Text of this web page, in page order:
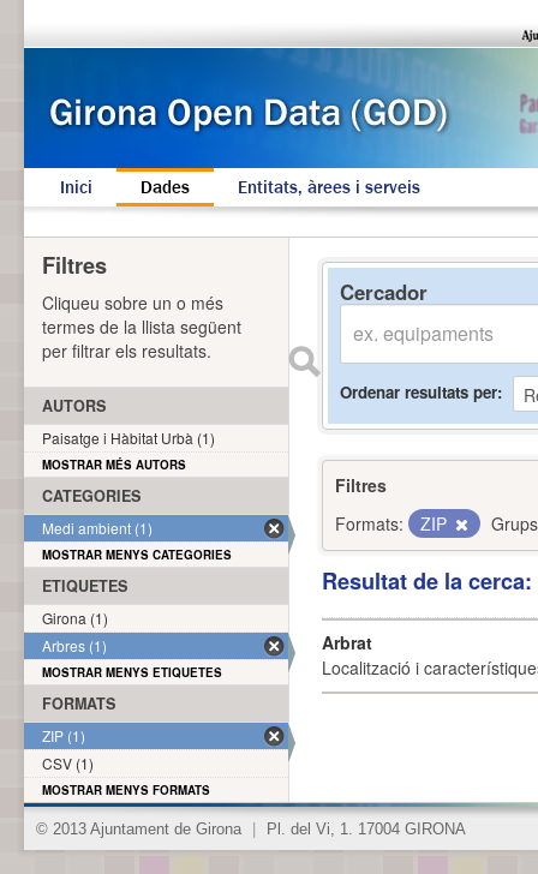
Inici Dades Entitats, àrees i serveis
Cercador
Ordenar resultats per
Filtres
Formats:
ZIP
Resultat de la
Arbrat
Localització i
Filtres
Cliqueu sobre un o més
termes de la llista següent
per filtrar els resultats.
AUTORS
Paisatge i Hàbitat Urbà (1)
MOSTRAR MÉS AUTORS
CATEGORIES
Medi ambient (1)
MOSTRAR MENYS CATEGORIES
ETIQUETES
Girona (1)
Arbres (1)
MOSTRAR MENYS ETIQUETES
FORMATS
ZIP (1)
CSV (1)
MOSTRAR MENYS FORMATS
© 2013 Ajuntament de Girona Pl. del Vi, 1. 17004 GIRONA